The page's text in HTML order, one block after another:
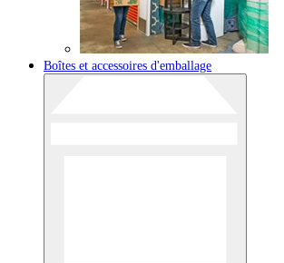
Boîtes et accessoires d'emballage